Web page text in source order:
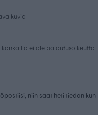
kuvio
ei ole palautusoikeutta
niin saat heti tiedon